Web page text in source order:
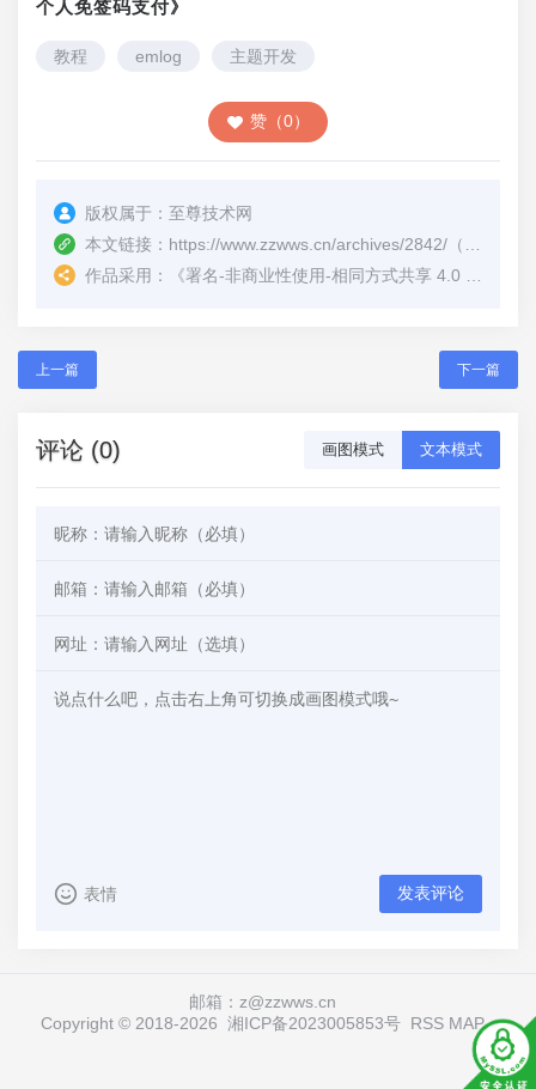
个人免签码支付》
教程 emlog 主题开发
赞（0）
版权属于： 至尊技术网
本文链接： https://www.zzwws.cn/archives/2842/ （转载时请注明本文出处及文章链接）
作品采用：
《署名-非商业性使用-相同方式共享 4.0 国际 (CC BY-NC-SA 4.0)
上一篇 下一篇
评论 (0) 画图模式 文本模式
表情 发表评论
邮箱：z@zzwws.cn
Copyright © 2018-2026 湘ICP备2023005853号 RSS MAP